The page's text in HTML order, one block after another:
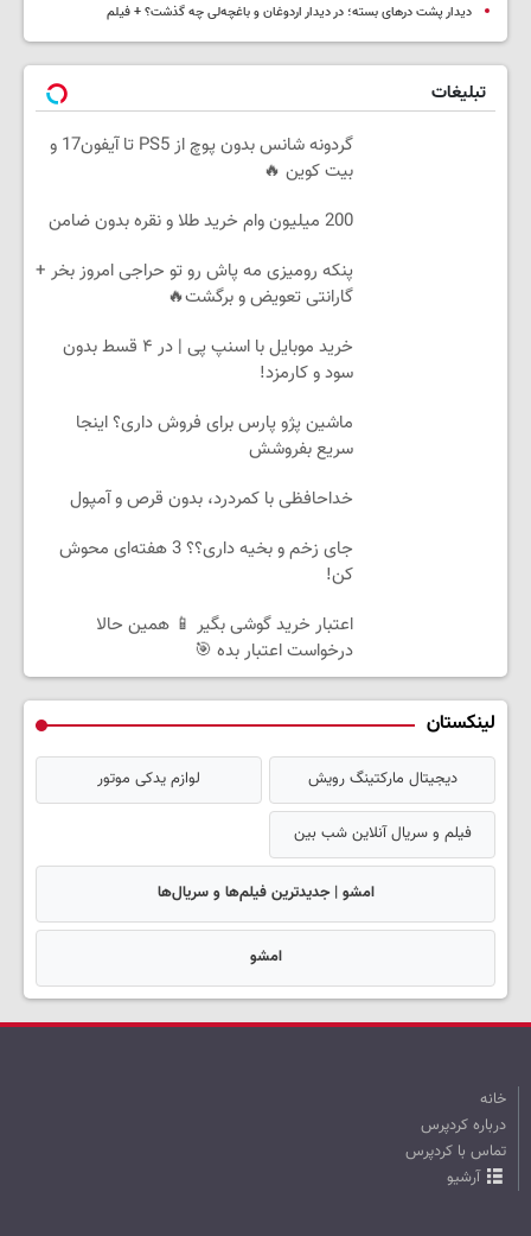
دیدار پشت درهای بسته؛ در دیدار اردوغان و باغچه‌لی چه گذشت؟ + فیلم
تبلیغات
گردونه شانس بدون پوچ از PS5 تا آیفون17 و
بیت کوین 🔥
200 میلیون وام خرید طلا و نقره بدون ضامن
پنکه رومیزی مه پاش رو تو حراجی امروز بخر +
گارانتی تعویض و برگشت🔥
خرید موبایل با اسنپ پی | در ۴ قسط بدون
سود و کارمزد!
ماشین پژو پارس برای فروش داری؟ اینجا
سریع بفروشش
خداحافظی با کمردرد، بدون قرص و آمپول
جای زخم و بخیه داری؟؟ 3 هفته‌ای محوش
کن!
اعتبار خرید گوشی بگیر 📱 همین حالا
درخواست اعتبار بده 🎯
لینکستان
دیجیتال مارکتینگ رویش لوازم یدکی موتور
فیلم و سریال آنلاین شب بین
امشو | جدیدترین فیلم‌ها و سریال‌ها
امشو
خانه
درباره کردپرس
تماس با کردپرس
آرشیو